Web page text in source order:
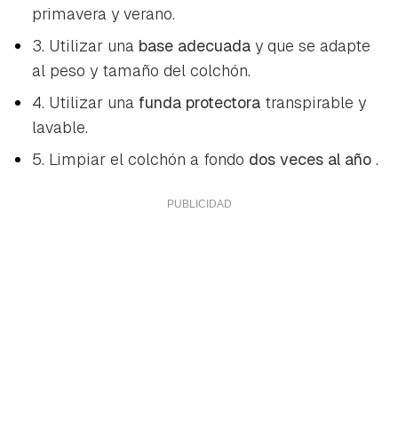
primavera y verano.
3. Utilizar una base adecuada y que se adapte
al peso y tamaño del colchón.
4. Utilizar una funda protectora transpirable y
lavable.
5. Limpiar el colchón a fondo dos veces al año .